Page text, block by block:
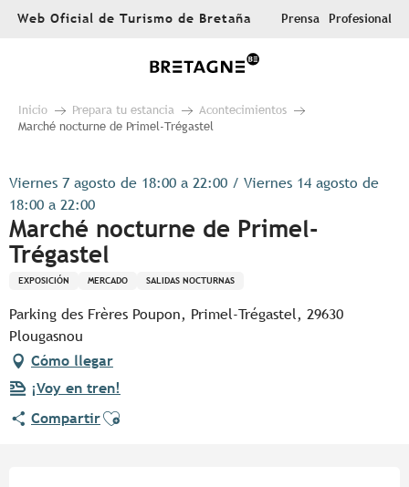
AllerWeb Oficial de Turismo de Bretaña Prensa Profesional
Inicio Prepara tu estancia
Acontecimientos
Marché nocturne de Primel-Trégastel
Viernes 7 agosto de 18:00 a 22:00 / Viernes 14 agosto de
18:00 a 22:00
Marché nocturne de Primel-
Trégastel
EXPOSICIÓN MERCADO SALIDAS NOCTURNAS
Parking des Frères Poupon, Primel-Trégastel, 29630
Plougasnou
Cómo llegar
¡Voy en tren!
CompartirAjouter aux favoris